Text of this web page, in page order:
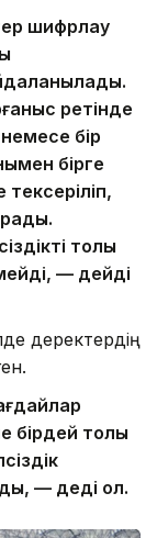
шифрлау
ретінде
бір
бірге
тексеріліп,
толық
— дейді
деректердің
бірдей толық
— деді ол.